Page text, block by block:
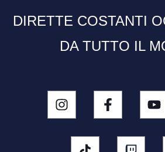
DIRETTE COSTANTI
DA TUTTO IL